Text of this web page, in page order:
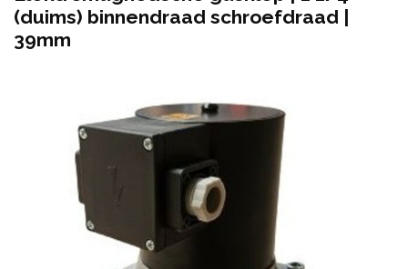
(duims) binnendraad schroefdraad |
39mm